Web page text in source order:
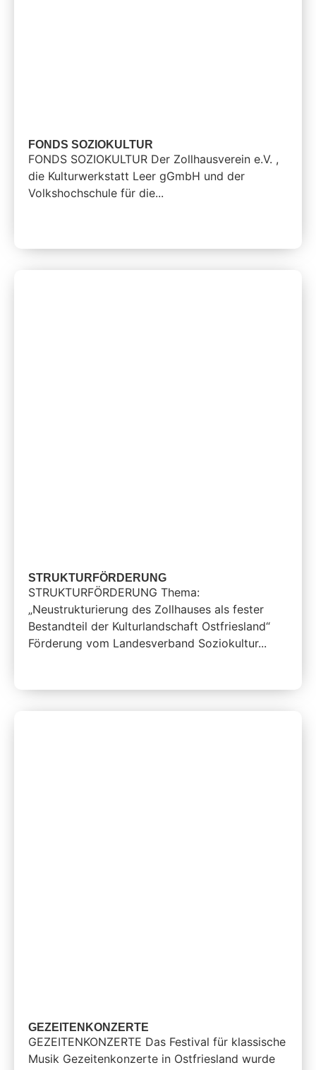
FONDS SOZIOKULTUR
FONDS SOZIOKULTUR Der Zollhausverein e.V. ,
die Kulturwerkstatt Leer gGmbH und der
Volkshochschule für die...
STRUKTURFÖRDERUNG
STRUKTURFÖRDERUNG Thema:
„Neustrukturierung des Zollhauses als fester
Bestandteil der Kulturlandschaft Ostfriesland“
Förderung vom Landesverband Soziokultur...
GEZEITENKONZERTE
GEZEITENKONZERTE Das Festival für klassische
Musik Gezeitenkonzerte in Ostfriesland wurde